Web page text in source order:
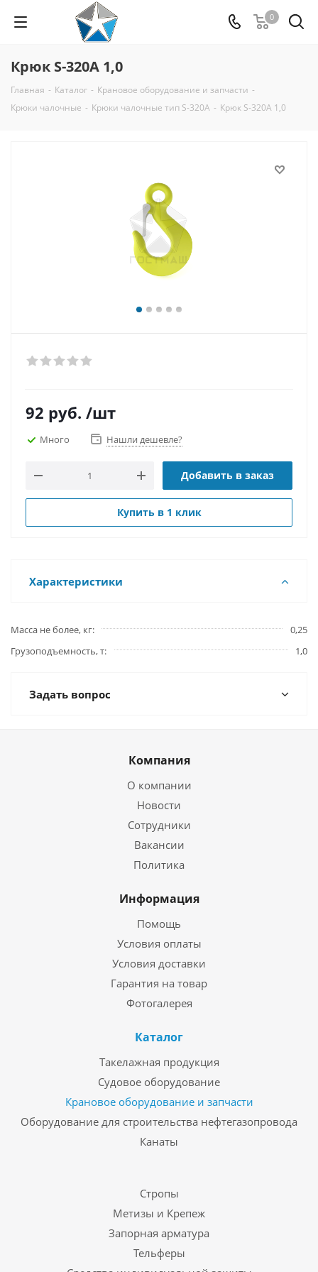
0
Крюк S-320A 1,0
Главная - Каталог - Крановое оборудование и запчасти -
Крюки чалочные - Крюки чалочные тип S-320A - Крюк S-320A 1,0
92 руб. /шт
Много Нашли дешевле?
Добавить в заказ
Купить в 1 клик
Характеристики
Масса не более, кг
0,25
Грузоподъемность, т
1,0
Задать вопрос
Компания
О компании
Новости
Сотрудники
Вакансии
Политика
Информация
Помощь
Условия оплаты
Условия доставки
Гарантия на товар
Фотогалерея
Каталог
Такелажная продукция
Судовое оборудование
Крановое оборудование и запчасти
Оборудование для строительства нефтегазопровода
Канаты
Стропы
Метизы и Крепеж
Запорная арматура
Тельферы